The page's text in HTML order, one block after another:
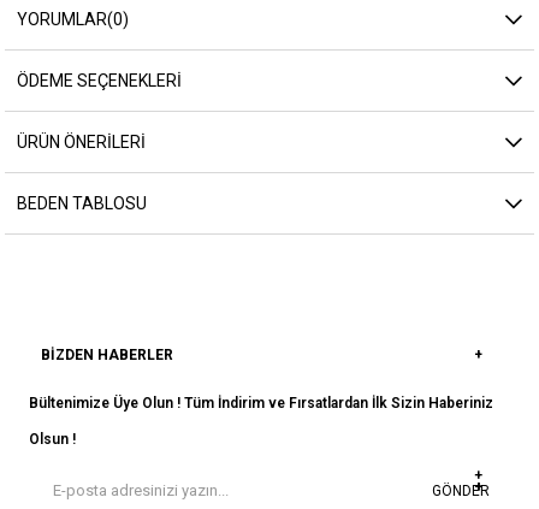
YORUMLAR(0)
ÖDEME SEÇENEKLERI
ÜRÜN ÖNERILERI
BEDEN TABLOSU
BIZDEN HABERLER
Bültenimize Üye Olun ! Tüm İndirim ve Fırsatlardan İlk Sizin Haberiniz
Olsun !
GÖNDER